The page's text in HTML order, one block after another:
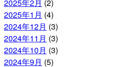
2025年2月 (2)
2025年1月 (4)
2024年12月 (3)
2024年11月 (3)
2024年10月 (3)
2024年9月 (5)